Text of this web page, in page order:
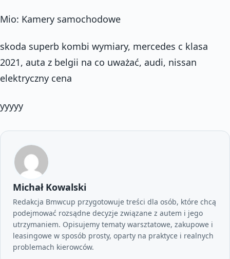
Mio: Kamery samochodowe
skoda superb kombi wymiary, mercedes c klasa
2021, auta z belgii na co uważać, audi, nissan
elektryczny cena
yyyyy
Michał Kowalski
Redakcja Bmwcup przygotowuje treści dla osób, które chcą
podejmować rozsądne decyzje związane z autem i jego
utrzymaniem. Opisujemy tematy warsztatowe, zakupowe i
leasingowe w sposób prosty, oparty na praktyce i realnych
problemach kierowców.